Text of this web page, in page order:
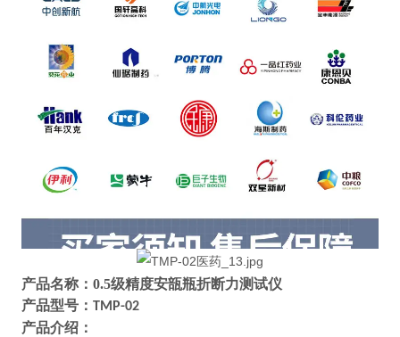
产品名称： 0.5级精度安瓿瓶折断力测试仪
产品型号： TMP-02
产品介绍：